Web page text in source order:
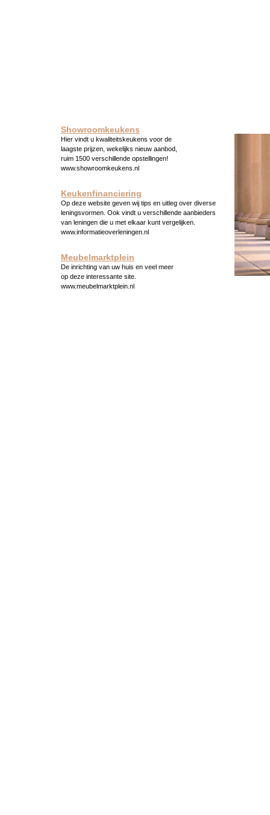
Showroomkeukens
Hier vindt u kwaliteitskeukens voor de
laagste prijzen, wekelijks nieuw aanbod,
ruim 1500 verschillende opstellingen!
www.showroomkeukens.nl
Keukenfinanciering
Op deze website geven wij tips en uitleg over diverse
leningsvormen. Ook vindt u verschillende aanbieders
van leningen die u met elkaar kunt vergelijken.
www.informatieoverleningen.nl
Meubelmarktplein
De inrichting van uw huis en veel meer
op deze interessante site.
www.meubelmarktplein.nl